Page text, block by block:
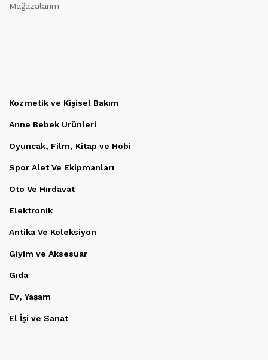
Mağazalarım
Kozmetik ve Kişisel Bakım
Anne Bebek Ürünleri
Oyuncak, Film, Kitap ve Hobi
Spor Alet Ve Ekipmanları
Oto Ve Hırdavat
Elektronik
Antika Ve Koleksiyon
Giyim ve Aksesuar
Gıda
Ev, Yaşam
El İşi ve Sanat